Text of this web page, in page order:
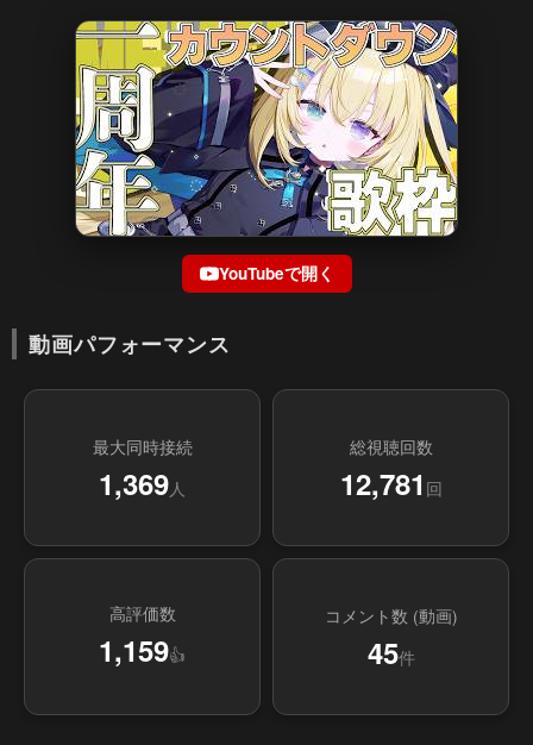
YouTubeで開く
動画パフォーマンス
最大同時接続
1,369人
総視聴回数
12,781 回
高評価数
1,159👍
コメント数 (動画)
45件